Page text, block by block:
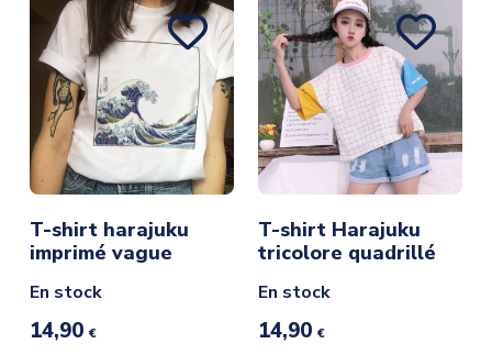
T-shirt harajuku
imprimé vague
En stock
14,90 €
T-shirt Harajuku
tricolore quadrillé
En stock
14,90 €